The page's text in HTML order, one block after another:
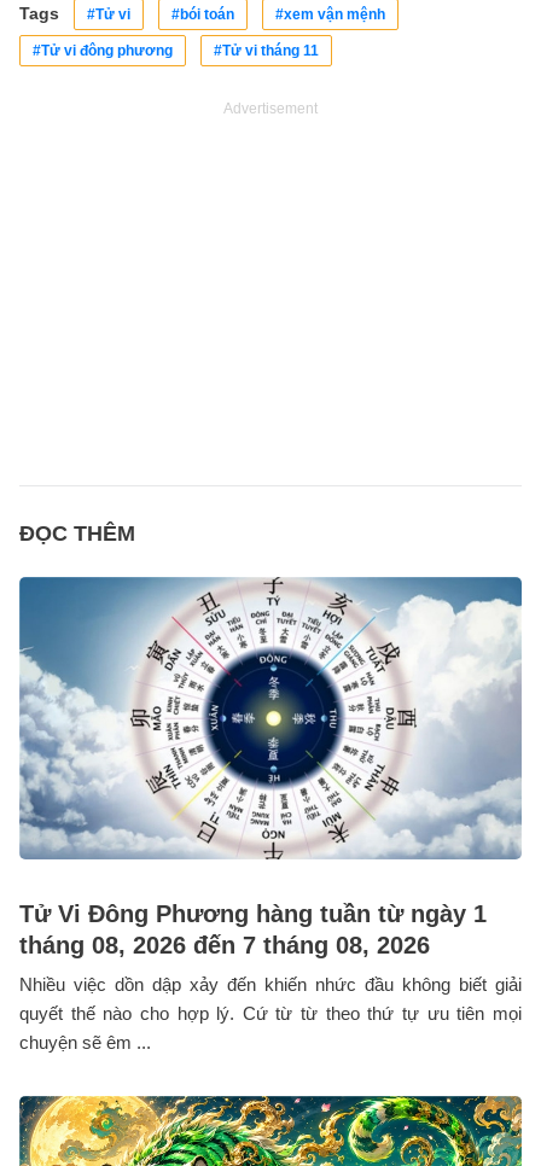
Tags #Tử vi #bói toán #xem vận mệnh
#Tử vi đông phương #Tử vi tháng 11
Advertisement
ĐỌC THÊM
Tử Vi Đông Phương hàng tuần từ ngày 1
tháng 08, 2026 đến 7 tháng 08, 2026
Nhiều việc dồn dập xảy đến khiến nhức đầu không biết giải
quyết thế nào cho hợp lý. Cứ từ từ theo thứ tự ưu tiên mọi
chuyện sẽ êm ...